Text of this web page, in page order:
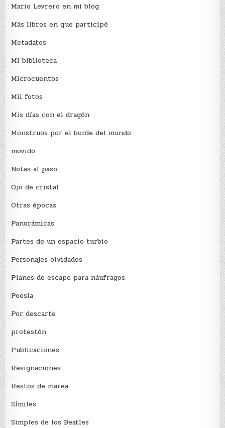
Mario Levrero en mi blog
Más libros en que participé
Metadatos
Mi biblioteca
Microcuentos
Mil fotos
Mis días con el dragón
Monstruos por el borde del mundo
movido
Notas al paso
Ojo de cristal
Otras épocas
Panorámicas
Partes de un espacio turbio
Personajes olvidados
Planes de escape para náufragos
Poesía
Por descarte
protestón
Publicaciones
Resignaciones
Restos de marea
Sí­miles
Simples de los Beatles